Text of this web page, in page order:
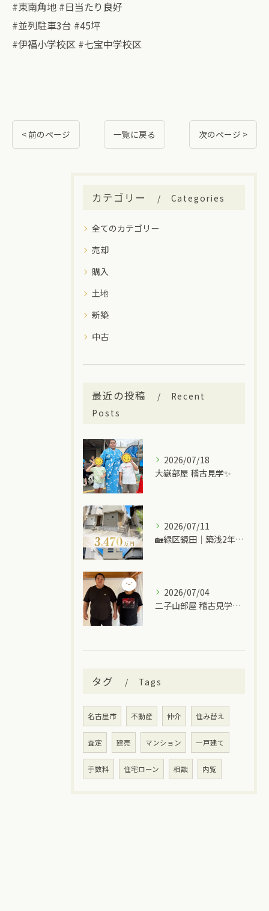
#東南角地 #日当たり良好
#並列駐車3台 #45坪
#伊福小学校区 #七宝中学校区
< 前のページ 一覧に戻る 次のページ >
カテゴリー Categories
全てのカテゴリー
売却
購入
土地
新築
中古
最近の投稿
Recent
Posts
2026/07/18
大嶽部屋 稽古見学✨
2026/07/11
🏡緑区鏡田｜築浅2年の中古一戸建て
2026/07/04
二子山部屋 稽古見学＆ちゃんこ🍲
タグ Tags
名古屋市 不動産 仲介 住み替え
査定 建売 マンション 一戸建て
手数料 住宅ローン 相談 内覧